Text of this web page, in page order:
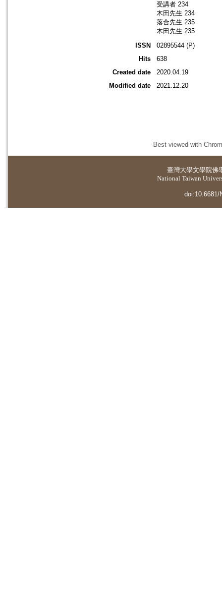
受講者 234
木田先生 234
落合先生 235
木田先生 235
ISSN
02895544 (P)
Hits
638
Created date
2020.04.19
Modified date
2021.12.20
Best viewed with
臺灣大學文學院佛
National Taiwan
doi:10.6681/